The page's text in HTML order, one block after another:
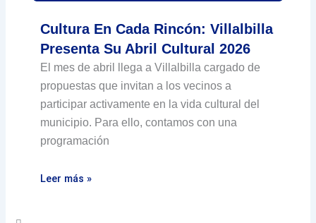
Cultura En Cada Rincón: Villalbilla
Presenta Su Abril Cultural 2026
El mes de abril llega a Villalbilla cargado de
propuestas que invitan a los vecinos a
participar activamente en la vida cultural del
municipio. Para ello, contamos con una
programación
Leer más »